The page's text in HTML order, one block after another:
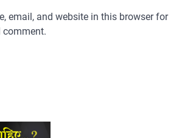
email, and website in this browser for
comment.